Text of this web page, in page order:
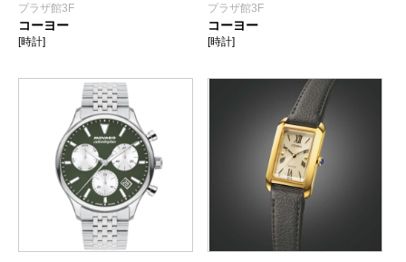
プラザ館3F
コーヨー
[時計]
プラザ館3F
コーヨー
[時計]